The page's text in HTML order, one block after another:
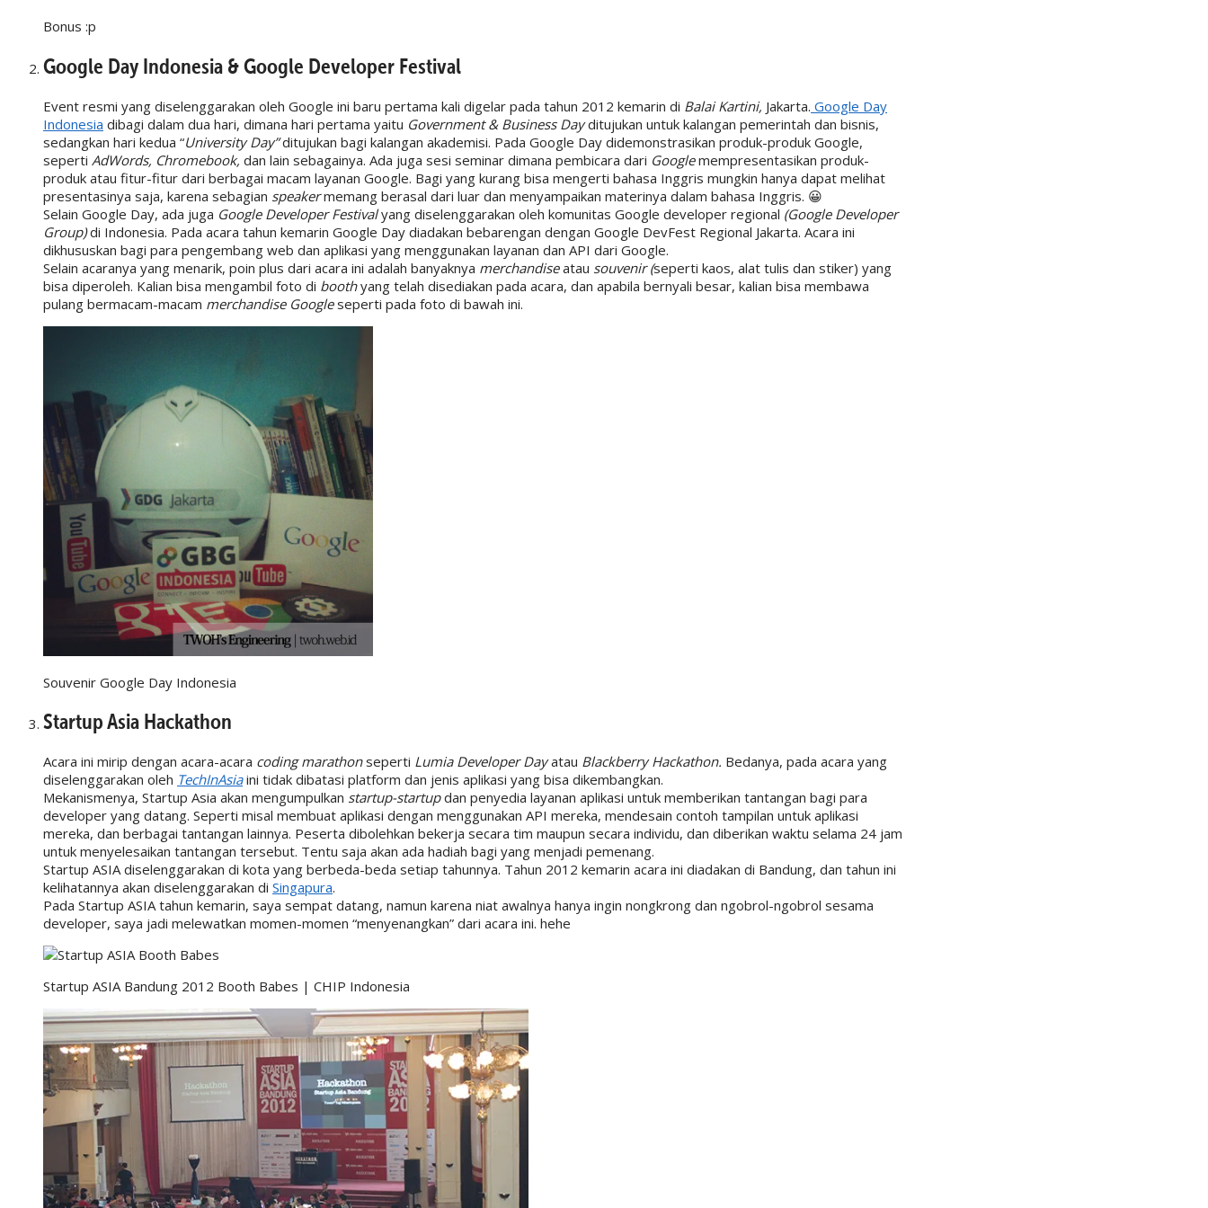
Bonus :p
Google Day Indonesia & Google Developer Festival
Event resmi yang diselenggarakan oleh Google ini baru pertama kali digelar pada tahun 2012 kemarin di Balai Kartini, Jakarta. Google Day
Indonesia dibagi dalam dua hari, dimana hari pertama yaitu Government & Business Dayditujukan untuk kalangan pemerintah dan bisnis,
sedangkan hari kedua “University Day”ditujukan bagi kalangan akademisi. Pada Google Day didemonstrasikan produk-produk Google,
seperti AdWords, Chromebook, dan lain sebagainya. Ada juga sesi seminar dimana pembicara dari Googlemempresentasikan produk-
produk atau fitur-fitur dari berbagai macam layanan Google. Bagi yang kurang bisa mengerti bahasa Inggris mungkin hanya dapat melihat
presentasinya saja, karena sebagian speakermemang berasal dari luar dan menyampaikan materinya dalam bahasa Inggris. 😀
Selain Google Day, ada juga Google Developer Festivalyang diselenggarakan oleh komunitas Google developer regional (Google Developer
Group)di Indonesia. Pada acara tahun kemarin Google Day diadakan bebarengan dengan Google DevFest Regional Jakarta. Acara ini
dikhususkan bagi para pengembang web dan aplikasi yang menggunakan layanan dan API dari Google.
Selain acaranya yang menarik, poin plus dari acara ini adalah banyaknya merchandiseatau souvenir (seperti kaos, alat tulis dan stiker) yang
bisa diperoleh. Kalian bisa mengambil foto di boothyang telah disediakan pada acara, dan apabila bernyali besar, kalian bisa membawa
pulang bermacam-macam merchandise Googleseperti pada foto di bawah ini.
Souvenir Google Day Indonesia
Startup Asia Hackathon
Acara ini mirip dengan acara-acara coding marathonseperti Lumia Developer Dayatau Blackberry Hackathon. Bedanya, pada acara yang
diselenggarakan oleh TechInAsia ini tidak dibatasi platform dan jenis aplikasi yang bisa dikembangkan.
Mekanismenya, Startup Asia akan mengumpulkan startup-startupdan penyedia layanan aplikasi untuk memberikan tantangan bagi para
developer yang datang. Seperti misal membuat aplikasi dengan menggunakan API mereka, mendesain contoh tampilan untuk aplikasi
mereka, dan berbagai tantangan lainnya. Peserta dibolehkan bekerja secara tim maupun secara individu, dan diberikan waktu selama 24 jam
untuk menyelesaikan tantangan tersebut. Tentu saja akan ada hadiah bagi yang menjadi pemenang.
Startup ASIA diselenggarakan di kota yang berbeda-beda setiap tahunnya. Tahun 2012 kemarin acara ini diadakan di Bandung, dan tahun ini
kelihatannya akan diselenggarakan di Singapura.
Pada Startup ASIA tahun kemarin, saya sempat datang, namun karena niat awalnya hanya ingin nongkrong dan ngobrol-ngobrol sesama
developer, saya jadi melewatkan momen-momen “menyenangkan” dari acara ini. hehe
Startup ASIA Bandung 2012 Booth Babes | CHIP Indonesia